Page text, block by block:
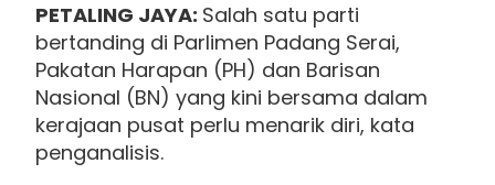
PETALING JAYA: Salah satu parti
bertanding di Parlimen Padang Serai,
Pakatan Harapan (PH) dan Barisan
Nasional (BN) yang kini bersama dalam
kerajaan pusat perlu menarik diri, kata
penganalisis.